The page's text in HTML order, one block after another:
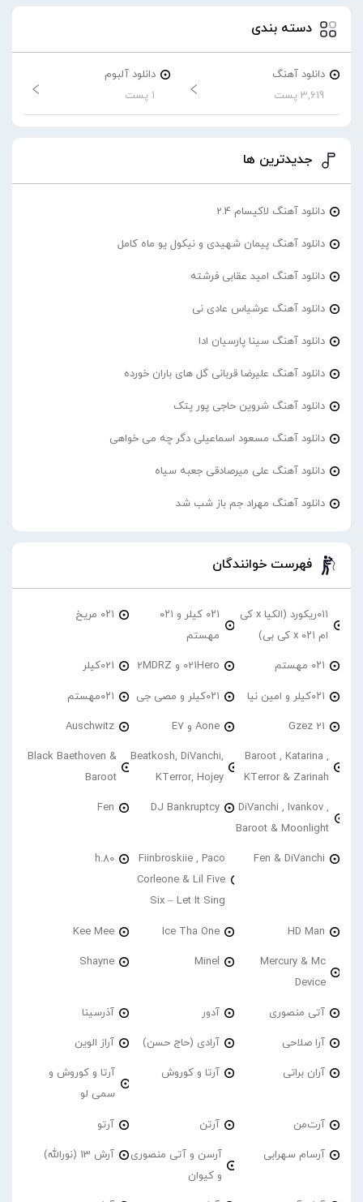
دسته بندی
دانلود آهنگ
3,619 پست
دانلود آلبوم
1 پست
جدیدترین ها
دانلود آهنگ لاکیسام 2.4
دانلود آهنگ پیمان شهیدی و نیکول یو ماه کامل
دانلود آهنگ امید عقابی فرشته
دانلود آهنگ عرشیاس عادی نی
دانلود آهنگ سینا پارسیان ادا
دانلود آهنگ علیرضا قربانی گل های باران خورده
دانلود آهنگ شروین حاجی پور پتک
دانلود آهنگ مسعود اسماعیلی دگر چه می خواهی
دانلود آهنگ علی میرصادقی جعبه سیاه
دانلود آهنگ مهراد جم باز شب شد
فهرست خوانندگان
۰۱۱ریکورد (الکیا x کی
ام ۰۲۱ x کی بی)
۰۲۱ کیلر و ۰۲۱
مهستم
۰۲۱ مریخ
۰۲۱ مهستم 021Hero و 2MDRZ 021کیلر
۰۲۱کیلر و امین نیا ۰۲۱کیلر و مصی جی ۰۲۱مهستم
21 Gzez Aone و E7 Auschwitz
Baroot , Katarina ,
KTerror & Zarinah
Beatkosh, DiVanchi,
KTerror, Hojey
Black Baethoven &
Baroot
DiVanchi , Ivankov ,
Baroot & Moonlight
DJ Bankruptcy
Fen
Fen & DiVanchi
Fiinbroskiie , Paco
Corleone & Lil Five
Six – Let It Sing
h.80
HD Man
Ice Tha One
Kee Mee
Mercury & Mc
Device
Minel
Shayne
آتی منصوری آدور آذرسینا
آرا صلاحی آرادی (حاج حسن) آراز الوین
آران براتی آرتا و کوروش
آرتا و کوروش و
سمی لو
آرت‌من آرتن آرتو
آرسام سهرابی
آرسن و آتی منصوری
و کیوان
آرش 13 (نورالله)